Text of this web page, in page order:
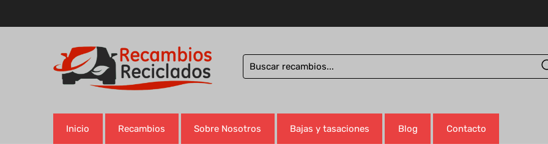
Inicio Recambios Sobre Nosotros Bajas y tasaciones Blog Contacto